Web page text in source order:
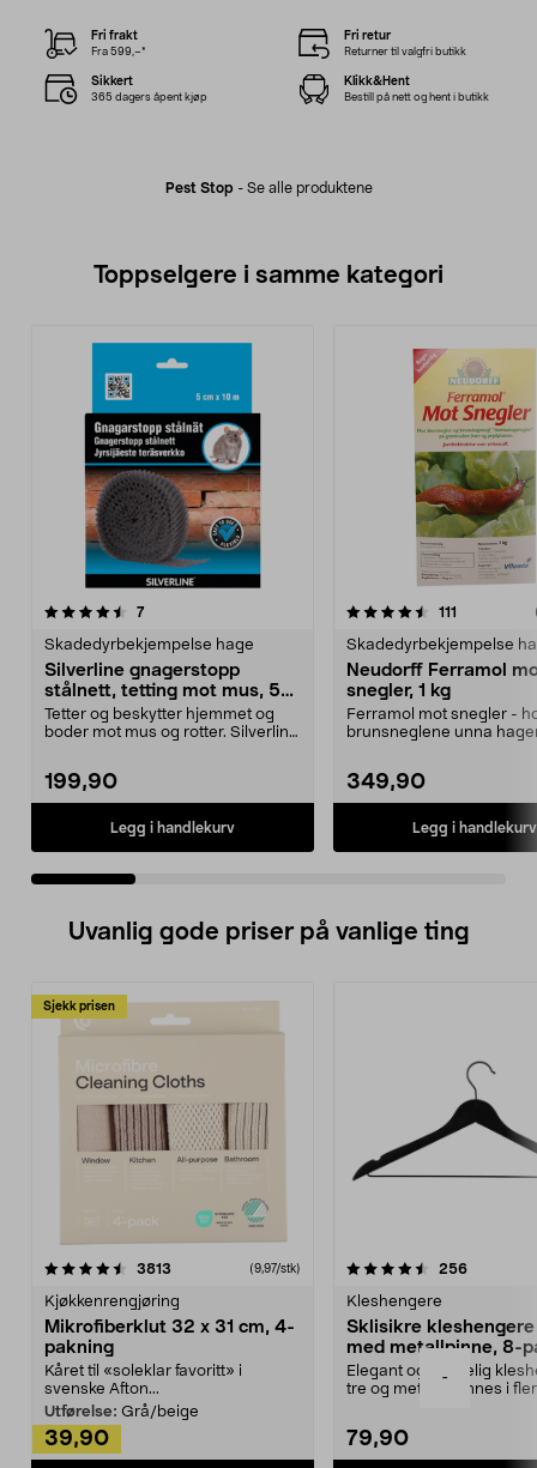
-
Pest Stop - Se alle produktene
Fri frakt
Fra 599,–*
Fri retur
Returner til valgfri butikk
Sikkert
365 dagers åpent kjøp
Klikk&Hent
Bestill på nett og hent i butikk
Toppselgere i samme kategori
7anmeldelser
Skadedyrbekjempelse hage
Silverline gnagerstopp
stålnett, tetting mot mus, 5
cm x 10 m
Tetter og beskytter hjemmet og
boder mot mus og rotter. Silverline
199,90
Legg i handlekurv
4.5 av 5 stjerner 111
Skadedyrbekjempelse
Neudorff Ferramol
snegler, 1 kg
Ferramol mot snegler -
brunsneglene unna
349,90
Legg i handlekurv
4.5 av 5 stjerner
Uvanlig gode priser på vanlige ting
Sjekk prisen
3813 anmeldelser(9,97/stk)
Kjøkkenrengjøring
Mikrofiberklut 32 x 31 cm, 4-
pakning
Kåret til «soleklar favoritt» i
svenske Afton...
Utførelse: Grå/beige
39,90
4.5av 5 stjerner 256
Kleshengere
Sklisikre
med metallpinne, 8-
Elegant og skikkelig
tre og metall – finnes i
79,90
4.5av 5 stjerner